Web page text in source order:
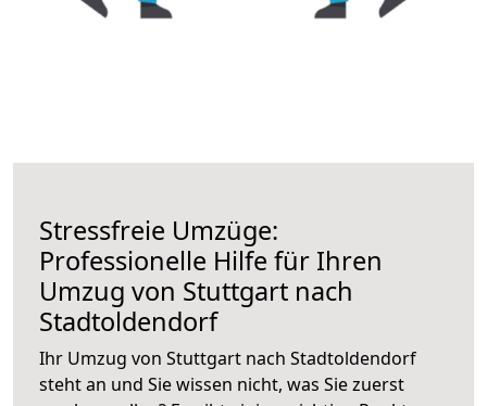
Stressfreie Umzüge:
Professionelle Hilfe für Ihren
Umzug von Stuttgart nach
Stadtoldendorf
Ihr Umzug von Stuttgart nach Stadtoldendorf
steht an und Sie wissen nicht, was Sie zuerst